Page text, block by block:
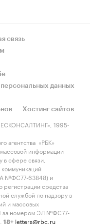
связь
данных
Хостинг сайтов
1995-
агентства «РБК»
информации
сфере связи,
№ФС77-63848) и
регистрации средства
службой по надзору в
и массовых
за номером ЭЛ №ФС77-
18+ letters@rbc.ru